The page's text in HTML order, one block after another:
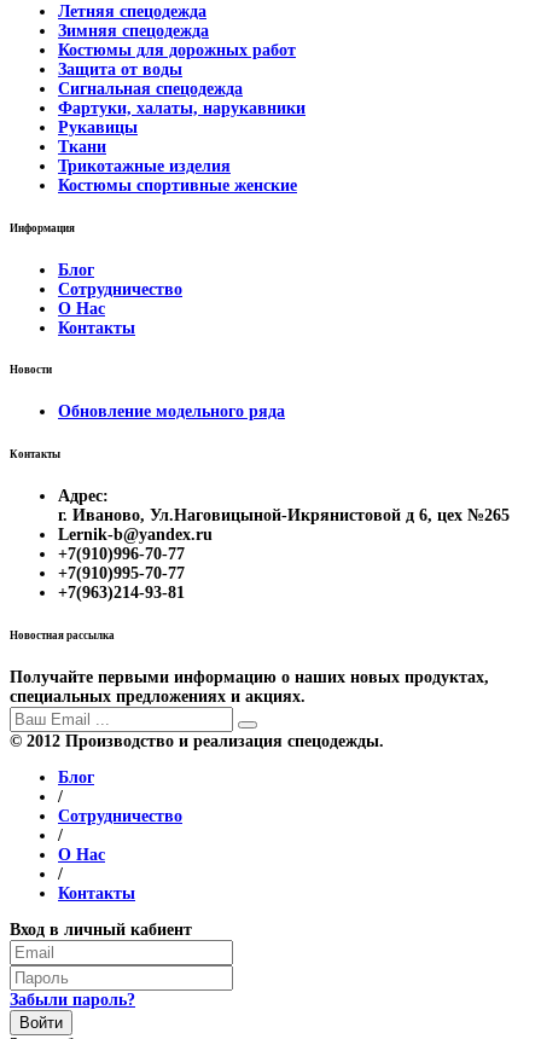
Летняя спецодежда
Зимняя спецодежда
Костюмы для дорожных работ
Защита от воды
Сигнальная спецодежда
Фартуки, халаты, нарукавники
Рукавицы
Ткани
Трикотажные изделия
Костюмы спортивные женские
Информация
Блог
Сотрудничество
О Нас
Контакты
Новости
Обновление модельного ряда
Контакты
Адрес:
г. Иваново, Ул.Наговицыной-Икрянистовой д 6, цех №265
Lernik-b@yandex.ru
+7(910)996-70-77
+7(910)995-70-77
+7(963)214-93-81
Новостная рассылка
Получайте первыми информацию о наших новых продуктах,
специальных предложениях и акциях.
© 2012 Производство и реализация спецодежды.
Блог
/
Сотрудничество
/
О Нас
/
Контакты
Вход в личный кабиент
Забыли пароль?
Войти